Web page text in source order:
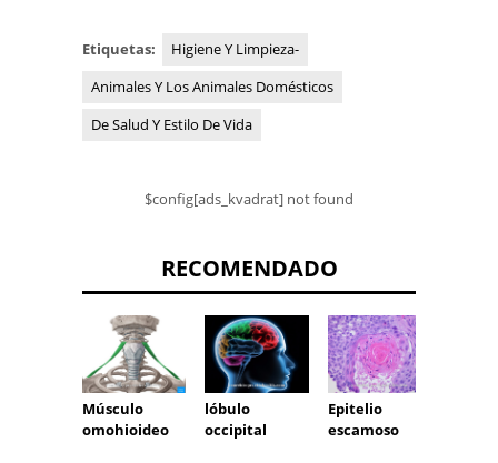
Etiquetas:
Higiene Y Limpieza-
Animales Y Los Animales Domésticos
De Salud Y Estilo De Vida
$config[ads_kvadrat] not found
RECOMENDADO
Músculo
omohioideo
lóbulo
occipital
Epitelio
escamoso